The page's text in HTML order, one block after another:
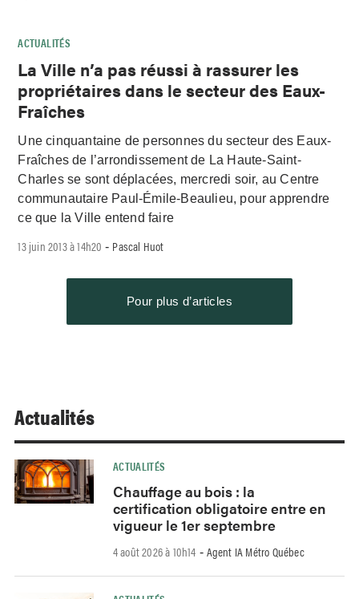
ACTUALITÉS
La Ville n’a pas réussi à rassurer les
propriétaires dans le secteur des Eaux-
Fraîches
Une cinquantaine de personnes du secteur des Eaux-
Fraîches de l’arrondissement de La Haute-Saint-
Charles se sont déplacées, mercredi soir, au Centre
communautaire Paul-Émile-Beaulieu, pour apprendre
ce que la Ville entend faire
13 juin 2013 à 14h20 - Pascal Huot
Pour plus d’articles
Actualités
ACTUALITÉS
Chauffage au bois : la
certification obligatoire entre en
vigueur le 1er septembre
4 août 2026 à 10h14 - Agent IA Métro Québec